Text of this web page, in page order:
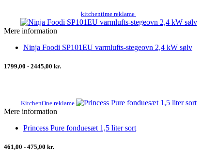
kitchentime reklame
Mere information
Ninja Foodi SP101EU varmlufts-stegeovn 2,4 kW sølv
1799,00 - 2445,00 kr.
KitchenOne reklame
Mere information
Princess Pure fonduesæt 1,5 liter sort
461,00 - 475,00 kr.